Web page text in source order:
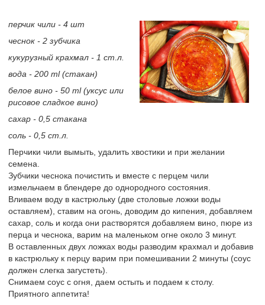
перчик чили - 4 шт
чеснок - 2 зубчика
кукурузный крахмал - 1 ст.л.
вода - 200 ml (стакан)
белое вино - 50 ml (уксус или
рисовое сладкое вино)
сахар - 0,5 стакана
соль - 0,5 ст.л.
Перчики чили вымыть, удалить хвостики и при желании
семена.
Зубчики чеснока почистить и вместе с перцем чили
измельчаем в блендере до однородного состояния.
Вливаем воду в кастрюльку (две столовые ложки воды
оставляем), ставим на огонь, доводим до кипения, добавляем
сахар, соль и когда они растворятся добавляем вино, пюре из
перца и чеснока, варим на маленьком огне около 3 минут.
В оставленных двух ложках воды разводим крахмал и добавив
в кастрюльку к перцу варим при помешивании 2 минуты (соус
должен слегка загустеть).
Снимаем соус с огня, даем остыть и подаем к столу.
Приятного аппетита!